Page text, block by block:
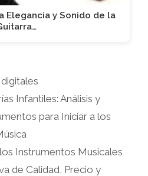
Elegancia y Sonido de la
Infantiles: Análisis y
para Iniciar a los
Instrumentos Musicales
de Calidad, Precio y